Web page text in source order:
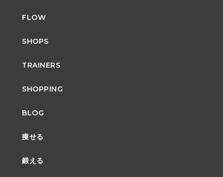
FLOW
SHOPS
TRAINERS
SHOPPING
BLOG
痩せる
鍛える